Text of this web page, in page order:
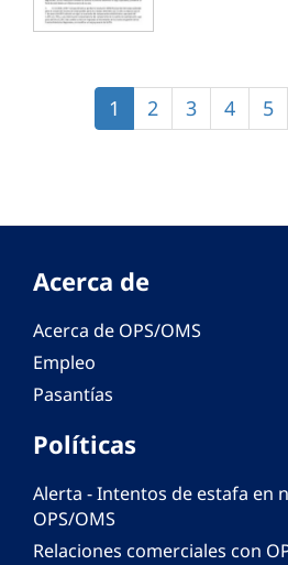
Página
actual
1 Página
2 Página
3 Página
4 5
Acerca de
Acerca de OPS/OMS
Empleo
Pasantías
Políticas
Alerta - Intentos de estafa en
OPS/OMS
Relaciones comerciales con